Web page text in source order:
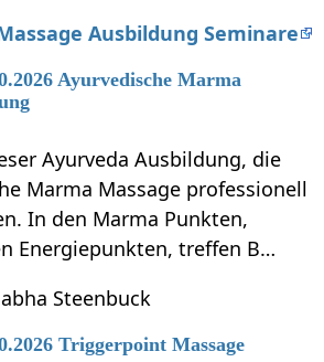
Ausbildung Seminare
Ayurvedische Marma
Ayurveda Ausbildung, die
Marma Massage professionell
In den Marma Punkten,
Energiepunkten, treffen B…
Steenbuck
Triggerpoint Massage